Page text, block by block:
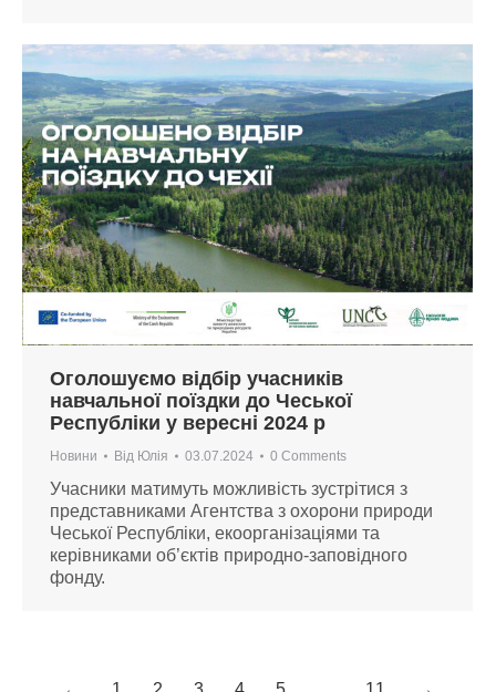
Оголошуємо відбір учасників
навчальної поїздки до Чеської
Республіки у вересні 2024 р
Новини Від Юлія 03.07.2024 0 Comments
Учасники матимуть можливість зустрітися з
представниками Агентства з охорони природи
Чеської Республіки, екоорганізаціями та
керівниками об’єктів природно-заповідного
фонду.